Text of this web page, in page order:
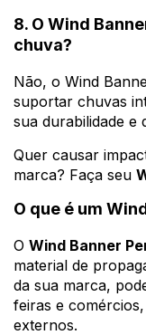
8. O Wind
chuva?
Não, o Wind
suportar chuvas
sua durabilidade e
Quer causar
marca? Faça seu
O que é um
O Wind Banner
material de
da sua marca,
feiras e
externos.